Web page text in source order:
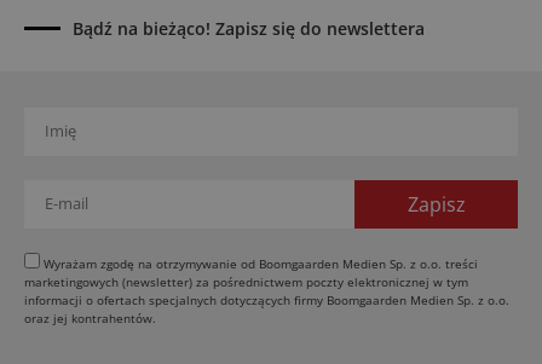
Fendt, Valtra i Massey Ferguson przy sprzedaży
maszyn rolniczych
bijakowe
Rzepak hybrydowy: sposób na wyższą rentowność
Europejski przemysł maszyn rolniczych w recesji
01.08.2026
Elektryczne maszyny terenowe: 3 kluczowe trendy
Bądź na bieżąco! Zapisz się do newslettera
Wyrażam zgodę na otrzymywanie od Boomgaarden Medien Sp. z o.o. treści
marketingowych (newsletter) za pośrednictwem poczty elektronicznej w tym
informacji o ofertach specjalnych dotyczących firmy Boomgaarden Medien Sp. z o.o.
oraz jej kontrahentów.